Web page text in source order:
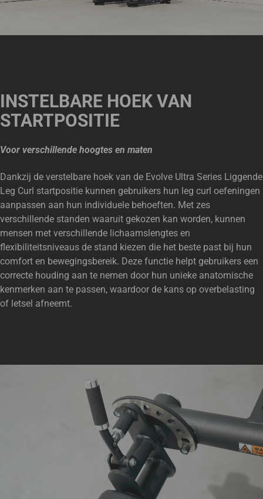
INSTELBARE HOEK VAN
STARTPOSITIE
Voor verschillende hoogtes en maten
Dankzij de verstelbare hoek van de Evolve Ultra Series Liggende
Leg Curl startpositie kunnen gebruikers hun leg curl oefeningen
aanpassen aan hun individuele behoeften. Met zes
verschillende standen waaruit gekozen kan worden, kunnen
mensen met verschillende lichaamslengtes en
flexibiliteitsniveaus de stand kiezen die het beste past bij hun
comfort en bewegingsbereik. Deze functie helpt gebruikers een
correcte houding aan te nemen door hun unieke anatomische
kenmerken aan te passen, waardoor de kans op overbelasting
of letsel afneemt.